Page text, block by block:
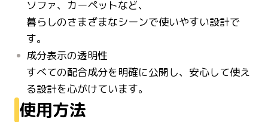
ソファ、カーペットなど、
暮らしのさまざまなシーンで使いやすい設計で
す。
成分表示の透明性
すべての配合成分を明確に公開し、安心して使え
使用方法